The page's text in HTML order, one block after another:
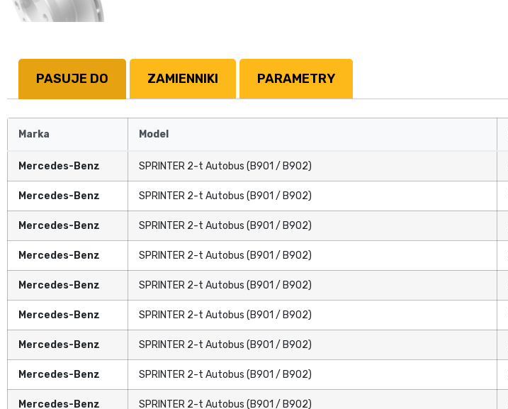
PASUJE DO ZAMIENNIKI PARAMETRY
Marka Model
Mercedes-Benz SPRINTER 2-t Autobus (B901 / B902)
Mercedes-Benz SPRINTER 2-t Autobus (B901 / B902)
Mercedes-Benz SPRINTER 2-t Autobus (B901 / B902)
Mercedes-Benz SPRINTER 2-t Autobus (B901 / B902)
Mercedes-Benz SPRINTER 2-t Autobus (B901 / B902)
Mercedes-Benz SPRINTER 2-t Autobus (B901 / B902)
Mercedes-Benz SPRINTER 2-t Autobus (B901 / B902)
Mercedes-Benz SPRINTER 2-t Autobus (B901 / B902)
Mercedes-Benz SPRINTER 2-t Autobus (B901 / B902)